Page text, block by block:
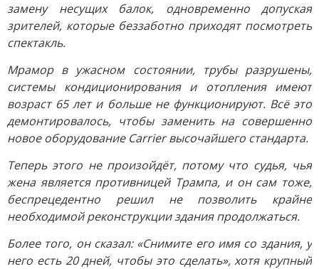
замену несущих балок, одновременно допуская
зрителей, которые беззаботно приходят посмотреть
спектакль.
Мрамор в ужасном состоянии, трубы разрушены,
системы кондиционирования и отопления имеют
возраст 65 лет и больше не функционируют. Всё это
демонтировалось, чтобы заменить на совершенно
новое оборудование Carrier высочайшего стандарта.
Теперь этого не произойдёт, потому что судья, чья
жена является противницей Трампа, и он сам тоже,
беспрецедентно решил не позволить крайне
необходимой реконструкции здания продолжаться.
Более того, он сказал: «Снимите его имя со здания, у
него есть 20 дней, чтобы это сделать», хотя крупный